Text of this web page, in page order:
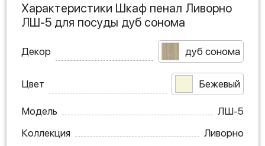
Характеристики Шкаф пенал Ливорно
ЛШ-5 для посуды дуб сонома
Декор дуб сонома
Цвет Бежевый
Модель
ЛШ-5
Коллекция
Ливорно